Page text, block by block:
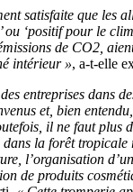
satisfaite que les
ou ‘positif pour le
de CO2,
intérieur », a-t-elle
entreprises dans
et, bien
il ne faut plus
dans la forêt
l’organisation
de produits